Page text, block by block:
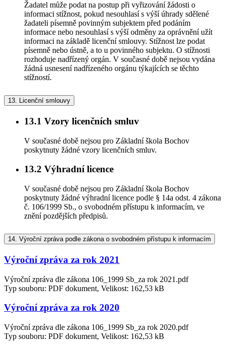
Žadatel může podat na postup při vyřizování žádosti o
informaci stížnost, pokud nesouhlasí s výší úhrady sdělené
žadateli písemně povinným subjektem před podáním
informace nebo nesouhlasí s výší odměny za oprávnění užít
informaci na základě licenční smlouvy. Stížnost lze podat
písemně nebo ústně, a to u povinného subjektu. O stížnosti
rozhoduje nadřízený orgán. V současné době nejsou vydána
žádná usnesení nadřízeného orgánu týkajících se těchto
stížností.
13. Licenční smlouvy
13.1 Vzory licenčních smluv
V současné době nejsou pro Základní škola Bochov
poskytnuty žádné vzory licenčních smluv.
13.2 Výhradní licence
V současné době nejsou pro Základní škola Bochov
poskytnuty žádné výhradní licence podle § 14a odst. 4 zákona
č. 106/1999 Sb., o svobodném přístupu k informacím, ve
znění pozdějších předpisů.
14. Výroční zpráva podle zákona o svobodném přístupu k informacím
Výroční zpráva za rok 2021
Výroční zpráva dle zákona 106_1999 Sb_za rok 2021.pdf
Typ souboru: PDF dokument, Velikost: 162,53 kB
Výroční zpráva za rok 2020
Výroční zpráva dle zákona 106_1999 Sb_za rok 2020.pdf
Typ souboru: PDF dokument, Velikost: 162,53 kB